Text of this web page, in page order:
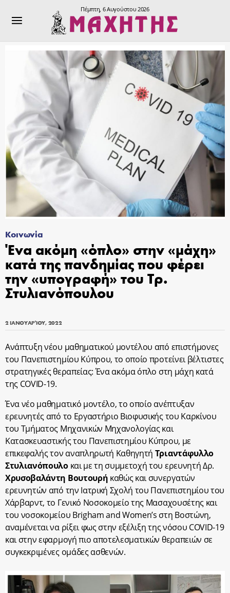
Πέμπτη, 6 Αυγούστου 2026
Κοινωνία
Ένα ακόμη «όπλο» στην «μάχη»
κατά της πανδημίας που φέρει
την «υπογραφή» του Τρ.
Στυλιανόπουλου
2 ΙΑΝΟΥΑΡΊΟΥ, 2022
Ανάπτυξη νέου μαθηματικού μοντέλου από επιστήμονες
του Πανεπιστημίου Κύπρου, το οποίο προτείνει βέλτιστες
στρατηγικές θεραπείας: Ένα ακόμα όπλο στη μάχη κατά
της COVID-19.
Ένα νέο μαθηματικό μοντέλο, το οποίο ανέπτυξαν
ερευνητές από το Εργαστήριο Βιοφυσικής του Καρκίνου
του Τμήματος Μηχανικών Μηχανολογίας και
Κατασκευαστικής του Πανεπιστημίου Κύπρου, με
επικεφαλής τον αναπληρωτή Καθηγητή Τριαντάφυλλο
Στυλιανόπουλοκαι με τη συμμετοχή του ερευνητή Δρ.
Χρυσοβαλάντη Βουτουρή καθώς και συνεργατών
ερευνητών από την Ιατρική Σχολή του Πανεπιστημίου του
Χάρβαρντ, το Γενικό Νοσοκομείο της Μασαχουσέτης και
του νοσοκομείου Brigham and Women’s στη Βοστώνη,
αναμένεται να ρίξει φως στην εξέλιξη της νόσου COVID-19
και στην εφαρμογή πιο αποτελεσματικών θεραπειών σε
συγκεκριμένες ομάδες ασθενών.